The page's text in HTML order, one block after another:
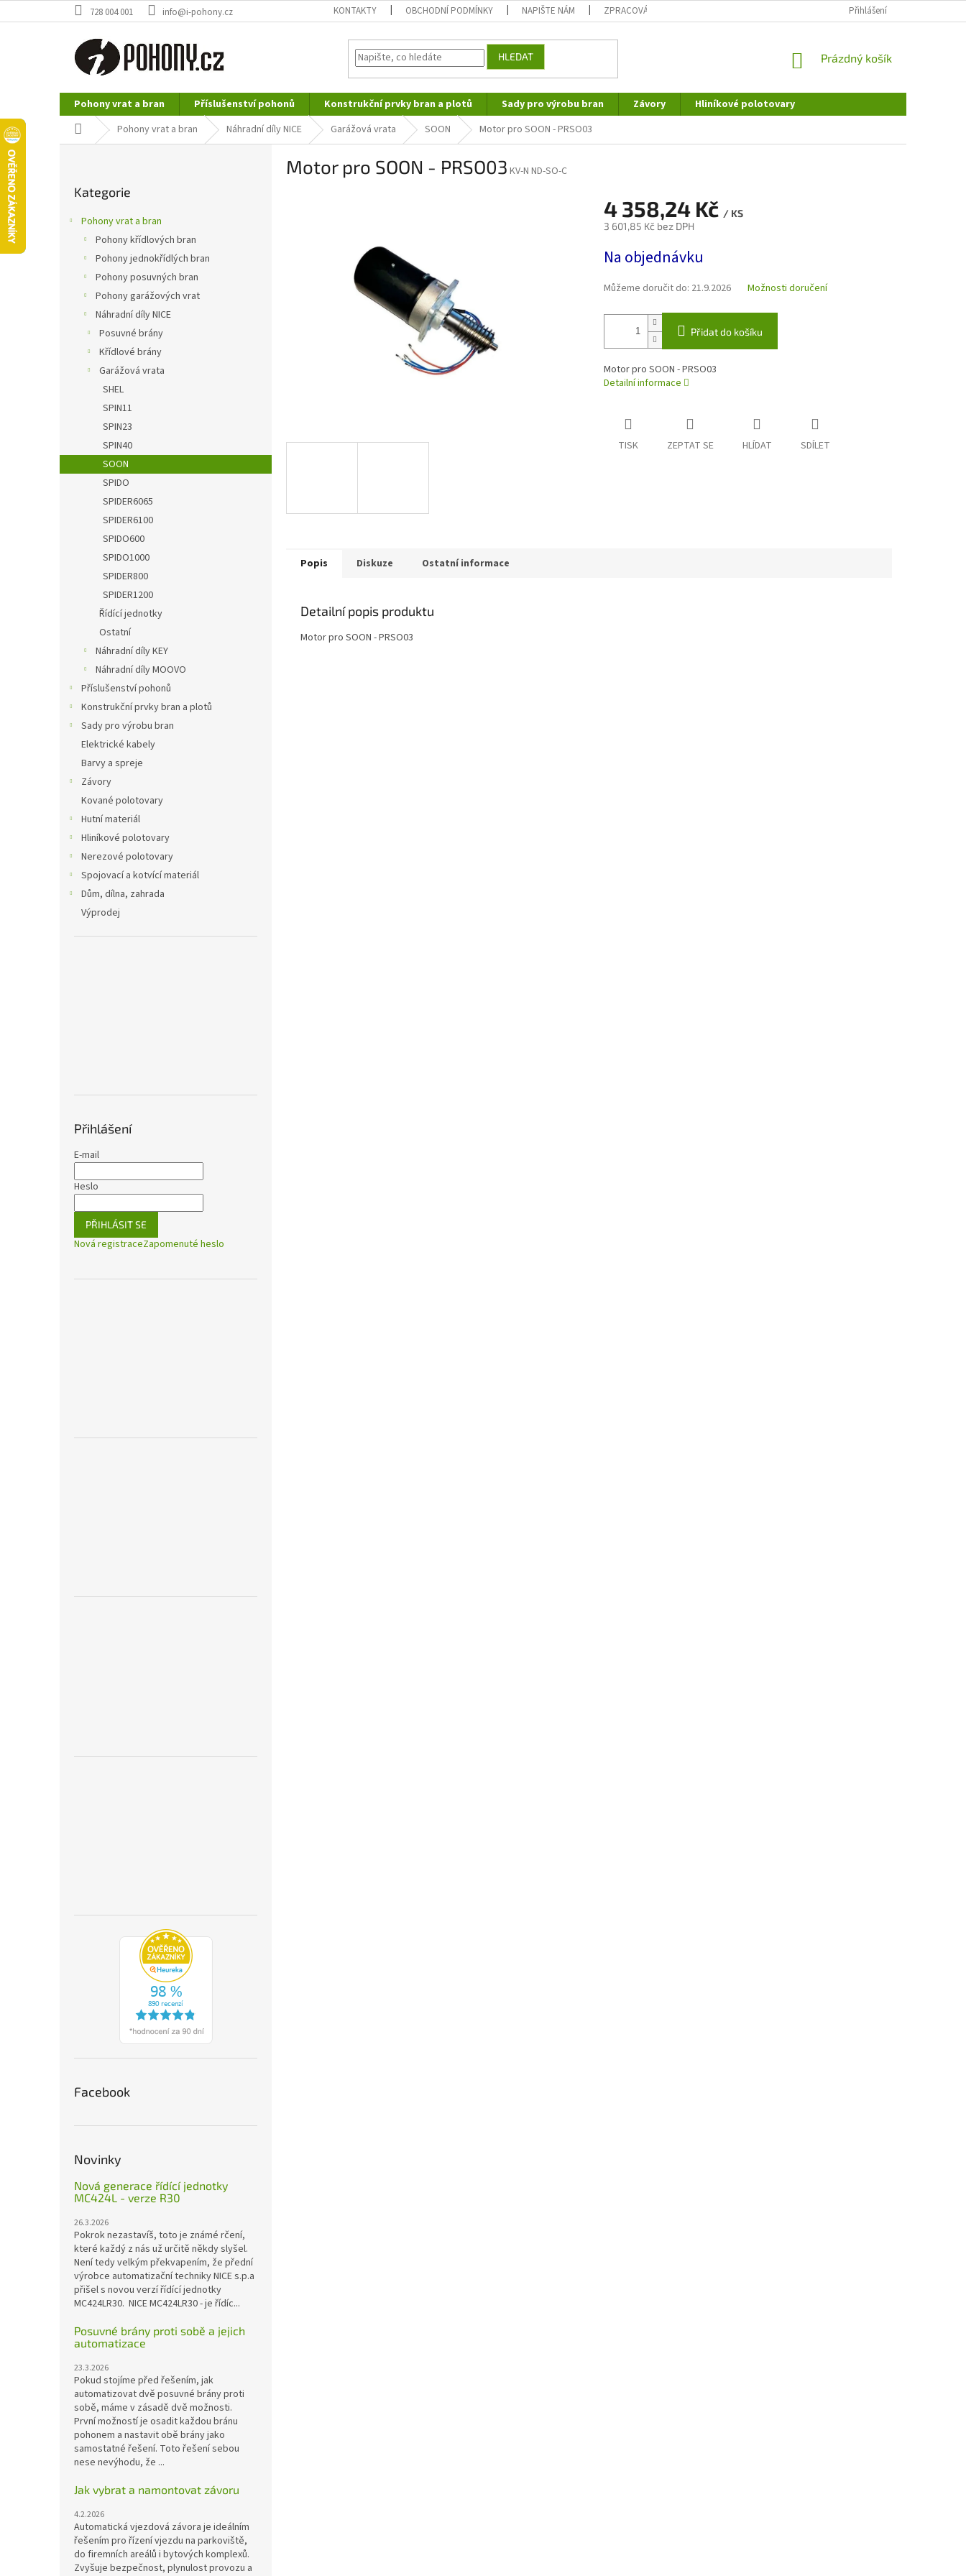
na
728 004 001 info@i-pohony.cz KONTAKTY OBCHODNÍ PODMÍNKY NAPIŠTE NÁM ZPRACOVÁNÍ OSOBNÍCH ÚDAJŮ REKLAMAČNÍ ŘÁD
Přihlášení
HLEDAT
NÁKUPNÍ
Prázdný košík
Pohony vrat a bran Příslušenství pohonů Konstrukční prvky bran a plotů Sady pro výrobu bran Závory
Hliníkové polotovary
Nerezové polotovary
Hutní materiál
Domů Pohony vrat a bran Náhradní díly NICE Garážová vrata SOON Motor pro SOON - PRSO03
kategorie
Kategorie
Pohony vrat a bran
Pohony křídlových bran
Pohony jednokřídlých bran
Pohony posuvných bran
Pohony garážových vrat
Náhradní díly NICE
Posuvné brány
Křídlové brány
Garážová vrata
SHEL
SPIN11
SPIN23
SPIN40
SOON
SPIDO
SPIDER6065
SPIDER6100
SPIDO600
SPIDO1000
SPIDER800
SPIDER1200
Řídící jednotky
Ostatní
Náhradní díly KEY
Náhradní díly MOOVO
Příslušenství pohonů
Konstrukční prvky bran a plotů
Sady pro výrobu bran
Elektrické kabely
Barvy a spreje
Závory
Kované polotovary
Hutní materiál
Hliníkové polotovary
Nerezové polotovary
Spojovací a kotvící materiál
Dům, dílna, zahrada
Výprodej
Přihlášení
E-mail
Heslo
PŘIHLÁSIT SE
Nová registraceZapomenuté heslo
Facebook
Novinky
Nová generace řídící jednotky
MC424L - verze R30
26.3.2026
Pokrok nezastavíš, toto je známé rčení,
které každý z nás už určitě někdy slyšel.
Není tedy velkým překvapením, že přední
výrobce automatizační techniky NICE s.p.a
přišel s novou verzí řídící jednotky
MC424LR30. NICE MC424LR30 - je řídíc...
Posuvné brány proti sobě a jejich
automatizace
23.3.2026
Pokud stojíme před řešením, jak
automatizovat dvě posuvné brány proti
sobě, máme v zásadě dvě možnosti.
První možností je osadit každou bránu
pohonem a nastavit obě brány jako
samostatné řešení. Toto řešení sebou
nese nevýhodu, že ...
Jak vybrat a namontovat závoru
4.2.2026
Automatická vjezdová závora je ideálním
řešením pro řízení vjezdu na parkoviště,
do firemních areálů i bytových komplexů.
Zvyšuje bezpečnost, plynulost provozu a
Motor pro SOON - PRSO03 KV-N ND-SO-C
4 358,24 Kč / KS
3 601,85 Kč bez DPH
cena:
Na objednávku
Můžeme doručit do: 21.9.2026 Možnosti doručení
Přidat do košíku
Motor pro SOON - PRSO03
Detailní informace
TISK ZEPTAT SE HLÍDAT SDÍLET
Popis Diskuze Ostatní informace
Detailní popis produktu
Motor pro SOON - PRSO03